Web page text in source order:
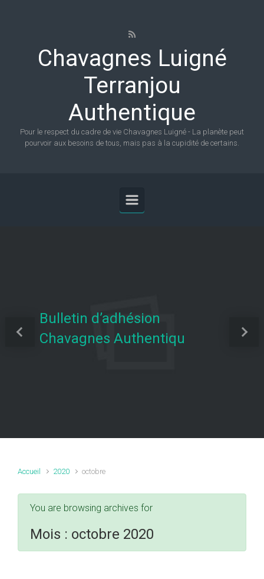
Chavagnes Luigné
Terranjou
Authentique
Pour le respect du cadre de vie Chavagnes Luigné - La planète peut
pourvoir aux besoins de tous, mais pas à la cupidité de certains.
Bulletin d’adhésion
Chavagnes Authentiqu
Previous Next
Accueil 2020 octobre
You are browsing archives for
Mois : octobre 2020